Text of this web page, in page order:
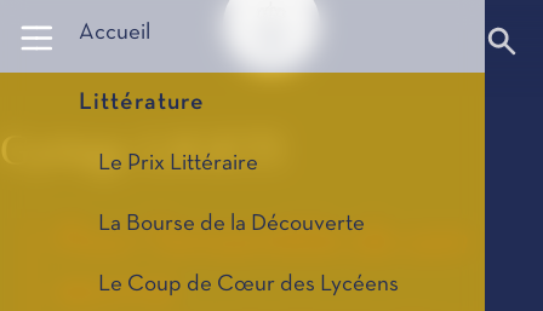
Accueil
Littérature
Le Prix Littéraire
La Bourse de la Découverte
Le Coup de Cœur des Lycéens
György LIGETI
Pour l'ensemble de son
œuvre